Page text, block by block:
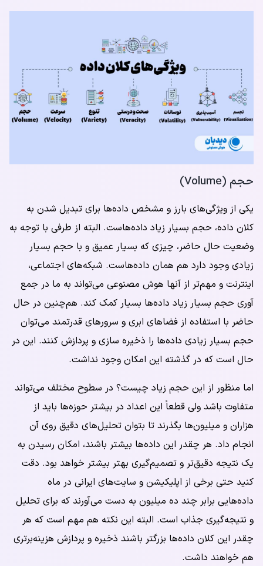
حجم (Volume)
یکی از ویژگی‌های بارز و مشخص داده‌ها برای تبدیل شدن به
کلان داده، حجم بسیار زیاد داده‌هاست. البته از طرفی با توجه به
وضعیت حال حاضر، چیزی که بسیار عمیق و با حجم بسیار
زیادی وجود دارد هم همان داده‌هاست. شبکه‌های اجتماعی،
اینترنت و مهم‌تر از آنها هوش مصنوعی می‌تواند به ما در جمع
آوری حجم بسیار زیاد داده‌ها بسیار کمک کند. هم‌چنین در حال
حاضر با استفاده از فضاهای ابری و سرورهای قدرتمند می‌توان
حجم بسیار زیادی داده‌ها را ذخیره سازی و پردازش کنند. این در
حال است که در گذشته این امکان وجود نداشت.
اما منظور از این حجم زیاد چیست؟ در سطوح مختلف می‌تواند
متفاوت باشد ولی قطعاً این اعداد در بیشتر حوزه‌ها باید از
هزاران و میلیون‌ها بگذرند تا بتوان تحلیل‌های دقیق روی آن
انجام داد. هر چقدر این داده‌ها بیشتر باشند، امکان رسیدن به
یک نتیجه دقیق‌تر و تصمیم‌گیری بهتر بیشتر خواهد بود. دقت
کنید حتی برخی از اپلیکیشن و سایت‌های ایرانی در ماه
داده‌هایی برابر چند ده میلیون به دست می‌آورند که برای تحلیل
و نتیجه‌گیری جذاب است. البته این نکته هم مهم است که هر
چقدر این کلان داده‌ها بزرگتر باشند ذخیره و پردازش هزینه‌برتری
هم خواهند داشت.